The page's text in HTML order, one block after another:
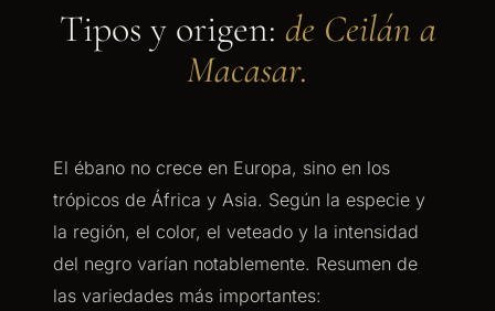
Tipos y origen: de Ceilán a
Macasar.
El ébano no crece en Europa, sino en los
trópicos de África y Asia. Según la especie y
la región, el color, el veteado y la intensidad
del negro varían notablemente. Resumen de
las variedades más importantes: